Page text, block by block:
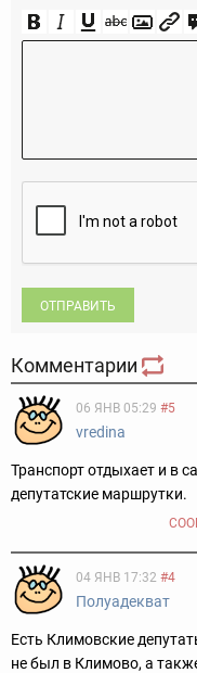
ОТПРАВИТЬ
Комментарии
06 ЯНВ 05:29 #5
vredina
Транспорт отдыхает и в
депутатские маршрутки.
04 ЯНВ 17:32 #4
Полуадекват
Есть Климовские
не был в Климово, а